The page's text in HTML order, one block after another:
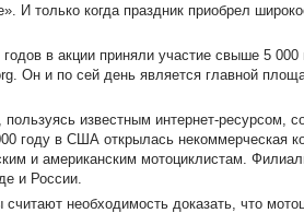
И только когда праздник приобрел
в акции приняли участие свыше 5
Он и по сей день является главной
известным интернет-ресурсом,
году в США открылась некоммерческая
и американским мотоциклистам.
и России.
необходимость доказать, что